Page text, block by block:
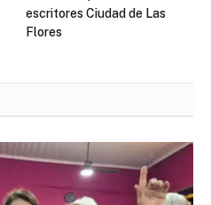
escritores Ciudad de Las
Flores